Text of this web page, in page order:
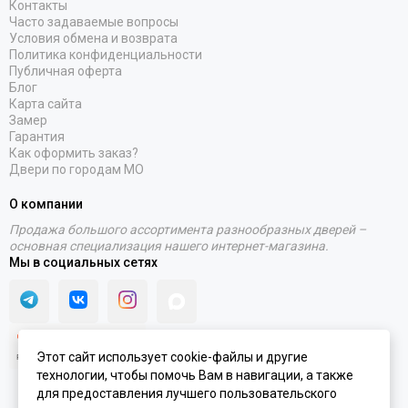
RAL 7016
RAL 9010
Stone oak
White silk
Под покраску
Контакты
Часто задаваемые вопросы
Условия обмена и возврата
Политика конфиденциальности
Публичная оферта
Блог
Карта сайта
Замер
Гарантия
Как оформить заказ?
Двери по городам МО
О компании
Продажа большого ассортимента разнообразных дверей –
основная специализация нашего интернет-магазина.
Мы в социальных сетях
Этот сайт использует cookie-файлы и другие
технологии, чтобы помочь Вам в навигации, а также
для предоставления лучшего пользовательского